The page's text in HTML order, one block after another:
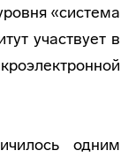
«система
участвует в
одним